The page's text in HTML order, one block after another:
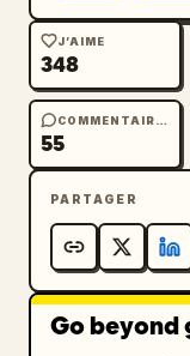
matériaux —
au thème,
lié.
coup d'œil.
collages
modèle ou les
J’AIME
348
COMMENTAIRES
55
PARTAGER
Go beyond